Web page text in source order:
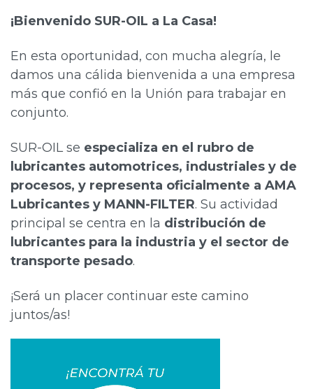
¡Bienvenido SUR-OIL a La Casa!
En esta oportunidad, con mucha alegría, le
damos una cálida bienvenida a una empresa
más que confió en la Unión para trabajar en
conjunto.
SUR-OIL se especializa en el rubro de
lubricantes automotrices, industriales y de
procesos, y representa oficialmente a AMA
Lubricantes y MANN-FILTER. Su actividad
principal se centra en la distribución de
lubricantes para la industria y el sector de
transporte pesado.
¡Será un placer continuar este camino
juntos/as!